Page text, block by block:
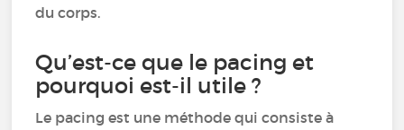
du corps.
Qu’est-ce que le pacing et
pourquoi est-il utile ?
Le pacing est une méthode qui consiste à